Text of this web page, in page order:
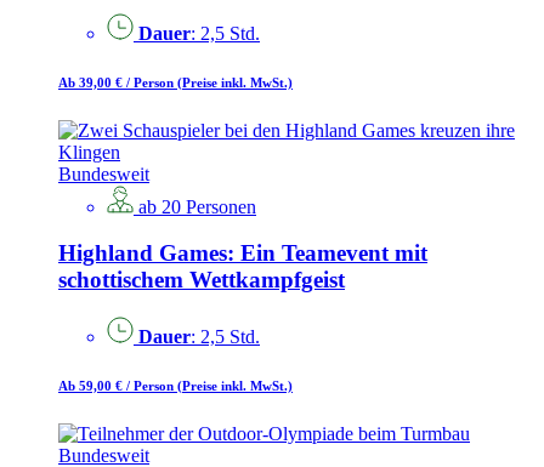
Dauer: 2,5 Std.
Ab 39,00 € / Person (Preise inkl. MwSt.)
Bundesweit
ab 20 Personen
Highland Games: Ein Teamevent mit
schottischem Wettkampfgeist
Dauer: 2,5 Std.
Ab 59,00 € / Person (Preise inkl. MwSt.)
Bundesweit